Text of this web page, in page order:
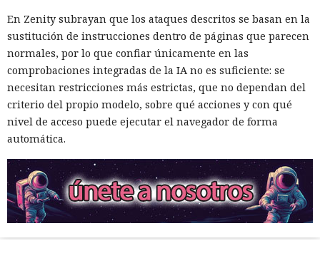
En Zenity subrayan que los ataques descritos se basan en la
sustitución de instrucciones dentro de páginas que parecen
normales, por lo que confiar únicamente en las
comprobaciones integradas de la IA no es suficiente: se
necesitan restricciones más estrictas, que no dependan del
criterio del propio modelo, sobre qué acciones y con qué
nivel de acceso puede ejecutar el navegador de forma
automática.